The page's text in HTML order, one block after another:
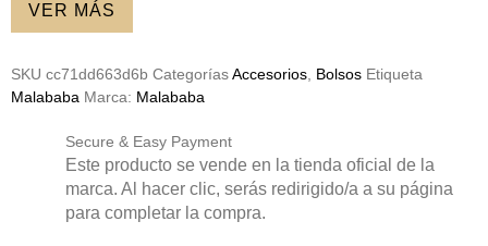
VER MÁS
SKU cc71dd663d6b CategoríasAccesorios Bolsos Etiqueta
Malababa Marca: Malababa
Secure & Easy Payment
Este producto se vende en la tienda oficial de la
marca. Al hacer clic, serás redirigido/a a su página
para completar la compra.